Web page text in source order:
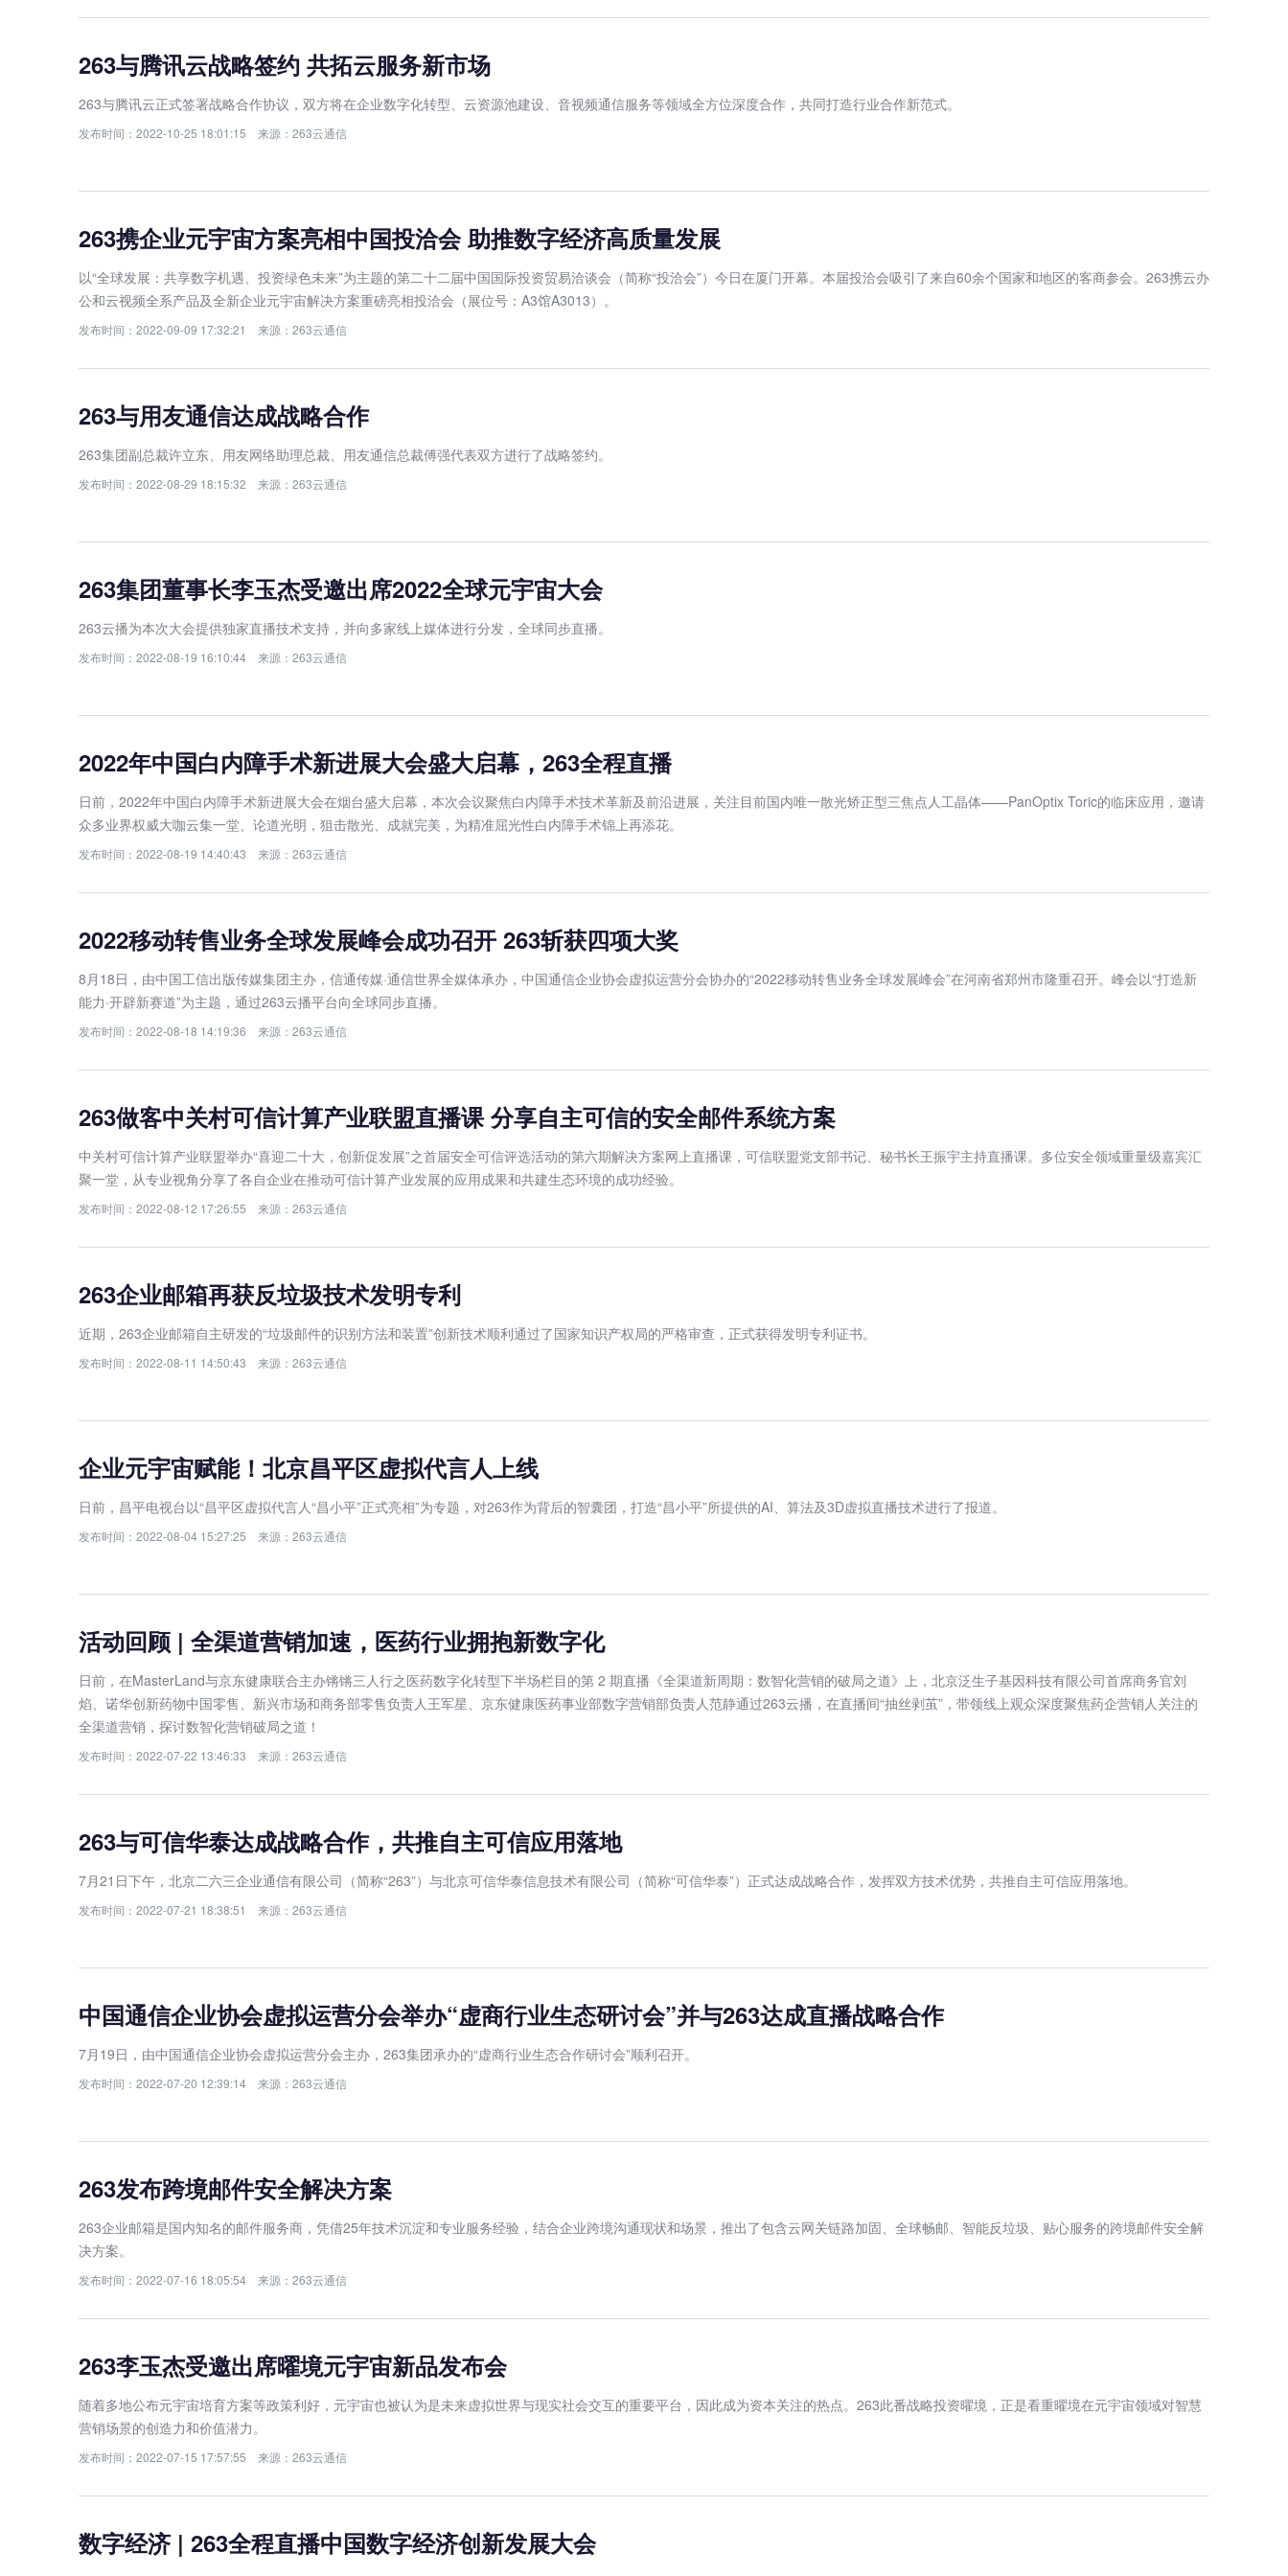
263与腾讯云战略签约 共拓云服务新市场
263与腾讯云正式签署战略合作协议，双方将在企业数字化转型、云资源池建设、音视频通信服务等领域全方位深度合作，共同打造行业合作新范式。
发布时间：2022-10-25 18:01:15 来源：263云通信
263携企业元宇宙方案亮相中国投洽会 助推数字经济高质量发展
以“全球发展：共享数字机遇、投资绿色未来”为主题的第二十二届中国国际投资贸易洽谈会（简称“投洽会”）今日在厦门开幕。本届投洽会吸引了来自60余个国家和地区的客商参会。263携云办
公和云视频全系产品及全新企业元宇宙解决方案重磅亮相投洽会（展位号：A3馆A3013）。
发布时间：2022-09-09 17:32:21 来源：263云通信
​263与用友通信达成战略合作
263集团副总裁许立东、用友网络助理总裁、用友通信总裁傅强代表双方进行了战略签约。
发布时间：2022-08-29 18:15:32 来源：263云通信
263集团董事长李玉杰受邀出席2022全球元宇宙大会
263云播为本次大会提供独家直播技术支持，并向多家线上媒体进行分发，全球同步直播。
发布时间：2022-08-19 16:10:44 来源：263云通信
2022年中国白内障手术新进展大会盛大启幕，263全程直播
日前，2022年中国白内障手术新进展大会在烟台盛大启幕，本次会议聚焦白内障手术技术革新及前沿进展，关注目前国内唯一散光矫正型三焦点人工晶体——PanOptix Toric的临床应用，邀请
众多业界权威大咖云集一堂、论道光明，狙击散光、成就完美，为精准屈光性白内障手术锦上再添花。
发布时间：2022-08-19 14:40:43 来源：263云通信
2022移动转售业务全球发展峰会成功召开 263斩获四项大奖
8月18日，由中国工信出版传媒集团主办，信通传媒·通信世界全媒体承办，中国通信企业协会虚拟运营分会协办的“2022移动转售业务全球发展峰会”在河南省郑州市隆重召开。峰会以“打造新
能力·开辟新赛道”为主题，通过263云播平台向全球同步直播。
发布时间：2022-08-18 14:19:36 来源：263云通信
263做客中关村可信计算产业联盟直播课 分享自主可信的安全邮件系统方案
中关村可信计算产业联盟举办“喜迎二十大，创新促发展”之首届安全可信评选活动的第六期解决方案网上直播课，可信联盟党支部书记、秘书长王振宇主持直播课。多位安全领域重量级嘉宾汇
聚一堂，从专业视角分享了各自企业在推动可信计算产业发展的应用成果和共建生态环境的成功经验。
发布时间：2022-08-12 17:26:55 来源：263云通信
263企业邮箱再获反垃圾技术发明专利
近期，263企业邮箱自主研发的“垃圾邮件的识别方法和装置”创新技术顺利通过了国家知识产权局的严格审查，正式获得发明专利证书。
发布时间：2022-08-11 14:50:43 来源：263云通信
企业元宇宙赋能！北京昌平区虚拟代言人上线
日前，昌平电视台以“昌平区虚拟代言人“昌小平”正式亮相”为专题，对263作为背后的智囊团，打造“昌小平”所提供的AI、算法及3D虚拟直播技术进行了报道。
发布时间：2022-08-04 15:27:25 来源：263云通信
活动回顾 | 全渠道营销加速，医药行业拥抱新数字化
日前，在MasterLand与京东健康联合主办锵锵三人行之医药数字化转型下半场栏目的第 2 期直播《全渠道新周期：数智化营销的破局之道》上，北京泛生子基因科技有限公司首席商务官刘
焰、诺华创新药物中国零售、新兴市场和商务部零售负责人王军星、京东健康医药事业部数字营销部负责人范静通过263云播，在直播间“抽丝剥茧”，带领线上观众深度聚焦药企营销人关注的
全渠道营销，探讨数智化营销破局之道！
发布时间：2022-07-22 13:46:33 来源：263云通信
263与可信华泰达成战略合作，共推自主可信应用落地
7月21日下午，北京二六三企业通信有限公司（简称“263”）与北京可信华泰信息技术有限公司（简称“可信华泰”）正式达成战略合作，发挥双方技术优势，共推自主可信应用落地。
发布时间：2022-07-21 18:38:51 来源：263云通信
中国通信企业协会虚拟运营分会举办“虚商行业生态研讨会”并与263达成直播战略合作
7月19日，由中国通信企业协会虚拟运营分会主办，263集团承办的“虚商行业生态合作研讨会”顺利召开。
发布时间：2022-07-20 12:39:14 来源：263云通信
263发布跨境邮件安全解决方案
263企业邮箱是国内知名的邮件服务商，凭借25年技术沉淀和专业服务经验，结合企业跨境沟通现状和场景，推出了包含云网关链路加固、全球畅邮、智能反垃圾、贴心服务的跨境邮件安全解
决方案。
发布时间：2022-07-16 18:05:54 来源：263云通信
263李玉杰受邀出席曜境元宇宙新品发布会
随着多地公布元宇宙培育方案等政策利好，元宇宙也被认为是未来虚拟世界与现实社会交互的重要平台，因此成为资本关注的热点。263此番战略投资曜境，正是看重曜境在元宇宙领域对智慧
营销场景的创造力和价值潜力。
发布时间：2022-07-15 17:57:55 来源：263云通信
数字经济 | 263全程直播中国数字经济创新发展大会